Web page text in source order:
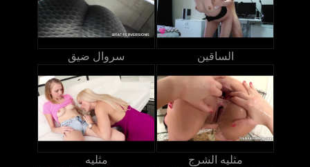
سروال ضيق الساقين
مثليه مثليه الشرج